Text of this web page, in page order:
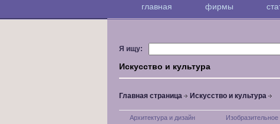
главная фирмы
Я ищу:
Искусство и культура
Главная страница Искусство и культура
Архитектура и дизайн Изобразительное